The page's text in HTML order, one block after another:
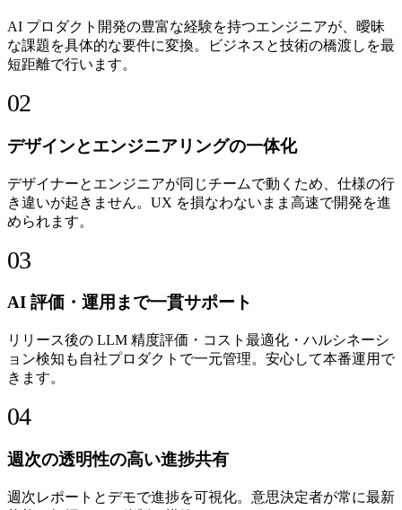
AI プロダクト開発の豊富な経験を持つエンジニアが、曖昧
な課題を具体的な要件に変換。ビジネスと技術の橋渡しを最
短距離で行います。
02
デザインとエンジニアリングの一体化
デザイナーとエンジニアが同じチームで動くため、仕様の行
き違いが起きません。UX を損なわないまま高速で開発を進
められます。
03
AI 評価・運用まで一貫サポート
リリース後の LLM 精度評価・コスト最適化・ハルシネーシ
ョン検知も自社プロダクトで一元管理。安心して本番運用で
きます。
04
週次の透明性の高い進捗共有
週次レポートとデモで進捗を可視化。意思決定者が常に最新